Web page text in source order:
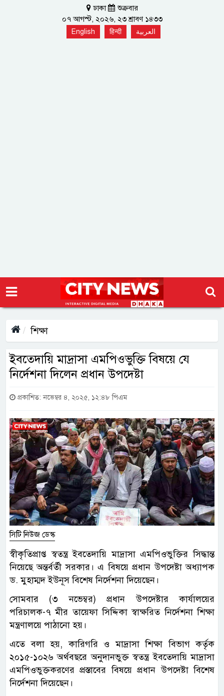
ঢাকা
শুক্রবার
০৭ আগস্ট, ২০২৬, ২৩ শ্রাবণ ১৪৩৩
English हिन्दी العربية
শিক্ষা
ইবতেদায়ি মাদ্রাসা এমপিওভুক্তি বিষয়ে যে
নির্দেশনা দিলেন প্রধান উপদেষ্টা
প্রকাশিত: নভেম্বর ৪, ২০২৫, ১২:৪৮ পিএম
সিটি নিউজ ডেস্ক
স্বীকৃতিপ্রাপ্ত স্বতন্ত্র ইবতেদায়ি মাদ্রাসা এমপিওভুক্তির সিদ্ধান্ত
নিয়েছে অন্তর্বর্তী সরকার। এ বিষয়ে প্রধান উপদেষ্টা অধ্যাপক
ড. মুহাম্মদ ইউনূস বিশেষ নির্দেশনা দিয়েছেন।
সোমবার (৩ নভেম্বর) প্রধান উপদেষ্টার কার্যালয়ের
পরিচালক-৭ মীর তায়েফা সিদ্দিকা স্বাক্ষরিত নির্দেশনা শিক্ষা
মন্ত্রণালয়ে পাঠানো হয়।
এতে বলা হয়, কারিগরি ও মাদ্রাসা শিক্ষা বিভাগ কর্তৃক
২০১৫-১০২৬ অর্থবছরে অনুদানভুক্ত স্বতন্ত্র ইবতেদায়ি মাদ্রাসা
এমপিওভুক্তকরণের প্রস্তাবের বিষয়ে প্রধান উপদেষ্টা বিশেষ
নির্দেশনা দিয়েছেন।